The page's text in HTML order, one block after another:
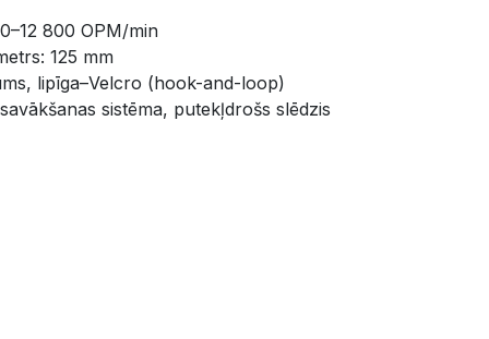
800 OPM/min
125 mm
lipīga–Velcro (hook-and-loop)
sistēma, putekļdrošs slēdzis